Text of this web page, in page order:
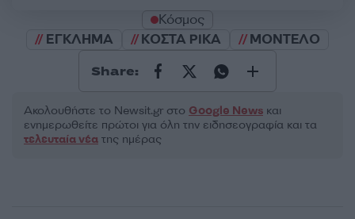
Κόσμος
ΕΓΚΛΗΜΑ
ΚΟΣΤΑ ΡΙΚΑ ΜΟΝΤΕΛΟ
Share:
Ακολουθήστε το Νewsit.gr στο Google News και
ενημερωθείτε πρώτοι για όλη την ειδησεογραφία και τα
τελευταία νέα της ημέρας